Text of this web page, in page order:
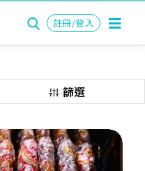
註冊/登入
篩選